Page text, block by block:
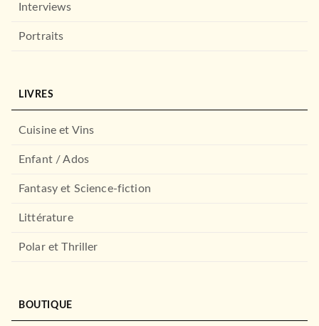
Interviews
Portraits
LIVRES
Cuisine et Vins
Enfant / Ados
Fantasy et Science-fiction
Littérature
Polar et Thriller
BOUTIQUE